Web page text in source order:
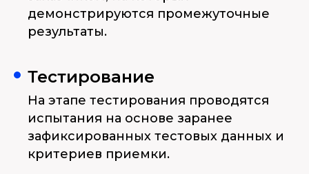
демонстрируются промежуточные
результаты.
Тестирование
На этапе тестирования проводятся
испытания на основе заранее
зафиксированных тестовых данных и
критериев приемки.